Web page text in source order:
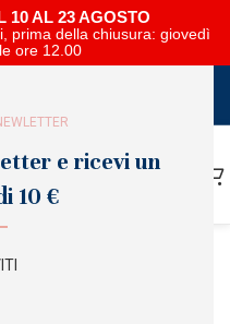
e ricevi un
10 €
10 AL 23 AGOSTO
prima della chiusura: giovedì
ore 12.00